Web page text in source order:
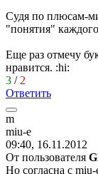
Судя по плюсам-
"понятия"
Еще раз отмечу
нравится. :hi:
3 / 2
Ответить
m
miu-e
09:40, 16.11.2012
От пользователя
Но согласна с